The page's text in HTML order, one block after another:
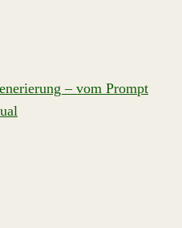
– vom Prompt